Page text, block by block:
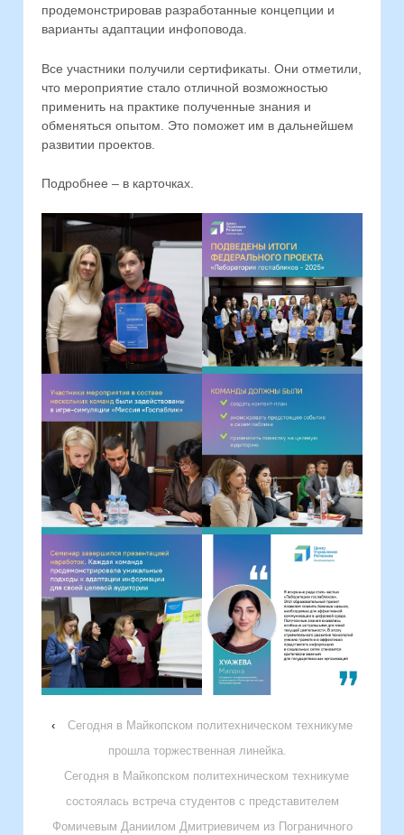
продемонстрировав разработанные концепции и
варианты адаптации инфоповода.
Все участники получили сертификаты. Они отметили,
что мероприятие стало отличной возможностью
применить на практике полученные знания и
обменяться опытом. Это поможет им в дальнейшем
развитии проектов.
Подробнее – в карточках.
‹
Сегодня в Майкопском политехническом техникуме
прошла торжественная линейка.
Сегодня в Майкопском политехническом техникуме
состоялась встреча студентов с представителем
Фомичевым Даниилом Дмитриевичем из Пограничного